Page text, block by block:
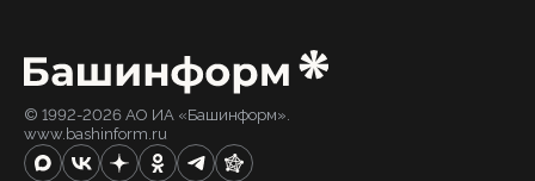
© 1992-2026 АО ИА «Башинформ».
www.bashinform.ru